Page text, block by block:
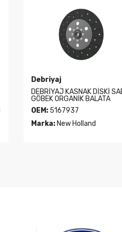
Debriyaj
DEBRİYAJ KASNAK DİSKİ
GÖBEK ORGANİK BALATA
OEM:5167937
Marka:New Holland